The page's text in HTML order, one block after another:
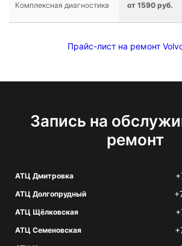
Комплексная диагностика от 1590 руб.
Прайс-лист на ремонт
Запись на
ремонт
АТЦ Дмитровка
АТЦ Долгопрудный
АТЦ Щёлковская
АТЦ Семеновская